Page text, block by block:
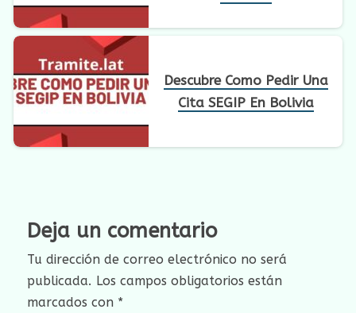
Descubre Como Pedir Una
Cita SEGIP En Bolivia
Deja un comentario
Tu dirección de correo electrónico no será
publicada. Los campos obligatorios están
marcados con *